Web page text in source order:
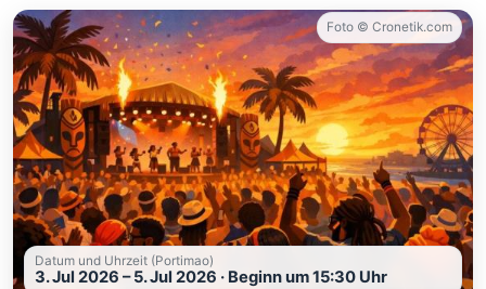
Foto © Cronetik.com
Datum und Uhrzeit (Portimao)
3. Jul 2026 – 5. Jul 2026 · Beginn um 15:30 Uhr